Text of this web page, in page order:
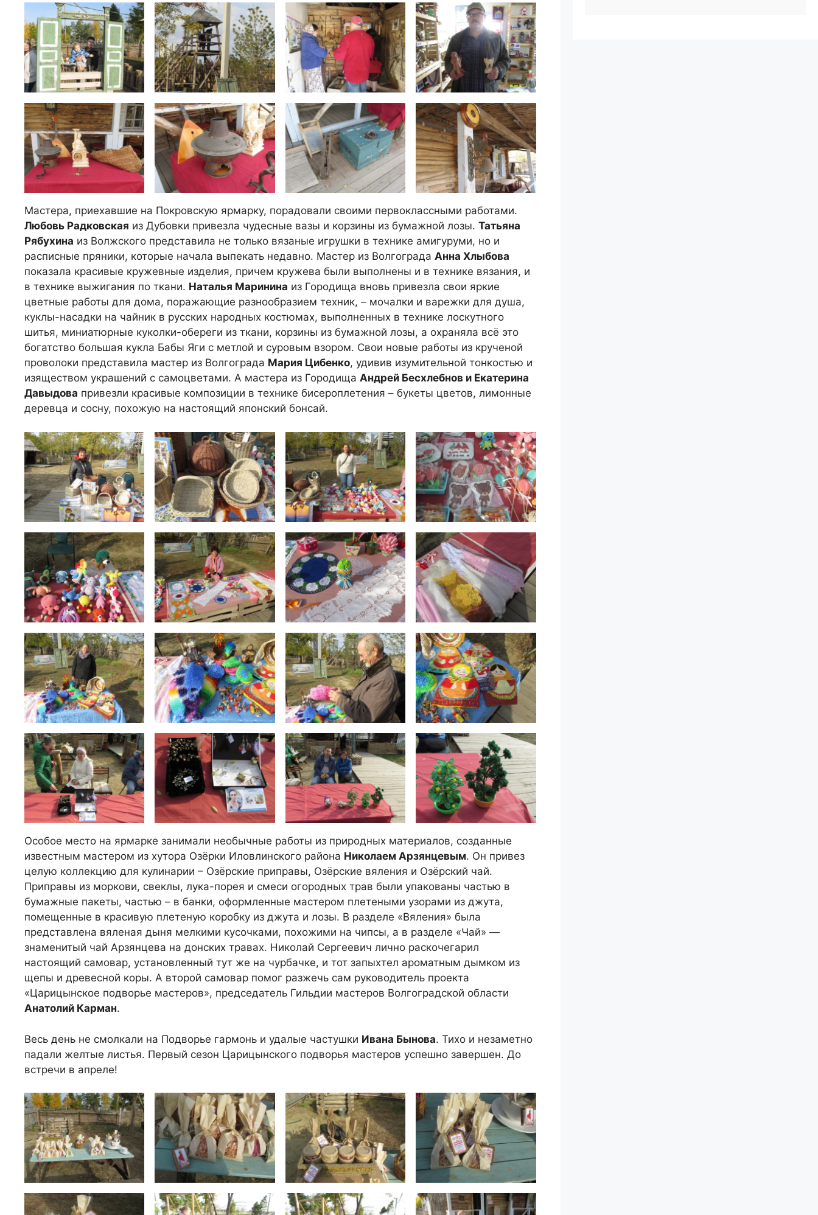
Мастера, приехавшие на Покровскую ярмарку, порадовали своими первоклассными работами.
Любовь Радковская из Дубовки привезла чудесные вазы и корзины из бумажной лозы. Татьяна
Рябухина из Волжского представила не только вязаные игрушки в технике амигуруми, но и
расписные пряники, которые начала выпекать недавно. Мастер из Волгограда Анна Хлыбова
показала красивые кружевные изделия, причем кружева были выполнены и в технике вязания, и
в технике выжигания по ткани. Наталья Маринина из Городища вновь привезла свои яркие
цветные работы для дома, поражающие разнообразием техник, – мочалки и варежки для душа,
куклы-насадки на чайник в русских народных костюмах, выполненных в технике лоскутного
шитья, миниатюрные куколки-обереги из ткани, корзины из бумажной лозы, а охраняла всё это
богатство большая кукла Бабы Яги с метлой и суровым взором. Свои новые работы из крученой
проволоки представила мастер из Волгограда Мария Цибенко, удивив изумительной тонкостью и
изяществом украшений с самоцветами. А мастера из Городища Андрей Бесхлебнов и Екатерина
Давыдова привезли красивые композиции в технике бисероплетения – букеты цветов, лимонные
деревца и сосну, похожую на настоящий японский бонсай.
Особое место на ярмарке занимали необычные работы из природных материалов, созданные
известным мастером из хутора Озёрки Иловлинского района Николаем Арзянцевым. Он привез
целую коллекцию для кулинарии – Озёрские приправы, Озёрские вяления и Озёрский чай.
Приправы из моркови, свеклы, лука-порея и смеси огородных трав были упакованы частью в
бумажные пакеты, частью – в банки, оформленные мастером плетеными узорами из джута,
помещенные в красивую плетеную коробку из джута и лозы. В разделе «Вяления» была
представлена вяленая дыня мелкими кусочками, похожими на чипсы, а в разделе «Чай» —
знаменитый чай Арзянцева на донских травах. Николай Сергеевич лично раскочегарил
настоящий самовар, установленный тут же на чурбачке, и тот запыхтел ароматным дымком из
щепы и древесной коры. А второй самовар помог разжечь сам руководитель проекта
«Царицынское подворье мастеров», председатель Гильдии мастеров Волгоградской области
Анатолий Карман.
Весь день не смолкали на Подворье гармонь и удалые частушки Ивана Бынова. Тихо и незаметно
падали желтые листья. Первый сезон Царицынского подворья мастеров успешно завершен. До
встречи в апреле!